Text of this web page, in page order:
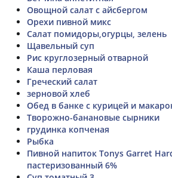
Овощной салат с айсбергом
Орехи пивной микс
Салат помидоры,огурцы, зелень
Щавельный суп
Рис круглозерный отварной
Каша перловая
Греческий салат
зерновой хлеб
Обед в банке с курицей и
Творожно-банановые сырники
грудинка копченая
Рыбка
Пивной напиток Tonys Garret
пастеризованный 6%